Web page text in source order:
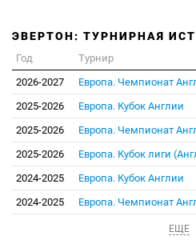
ЭВЕРТОН: ТУРНИРНАЯ
Год Турнир
2026-2027
Европа. Чемпионат
2025-2026
Европа. Кубок Англии
2025-2026
Европа. Чемпионат
2025-2026
Европа. Кубок лиги
2024-2025
Европа. Кубок Англии
2024-2025
Европа. Чемпионат
ЕЩЕ